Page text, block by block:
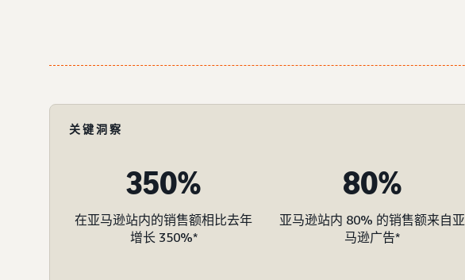
关键洞察
350%
在亚马逊站内的销售额相比去年
增长 350%*
80%
亚马逊站内 80% 的销售额来自亚
马逊广告*